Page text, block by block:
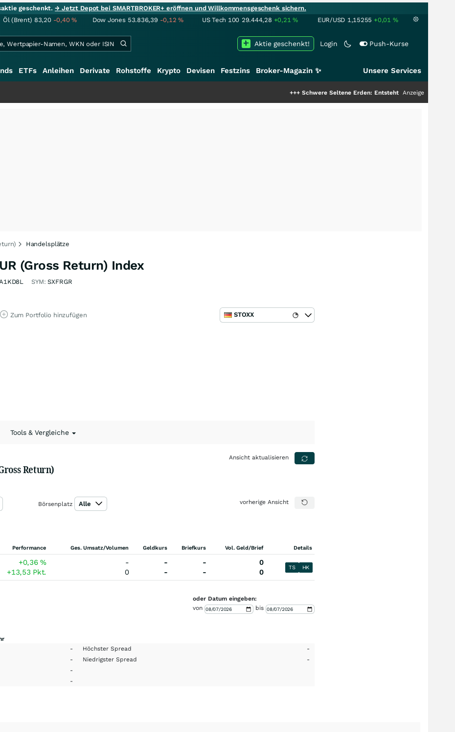
geschenkt.→ Jetzt Depot bei SMARTBROKER+ eröffnen und Willkommensgeschenk sichern.
Öl (Brent) 83,20 -0,40% Dow Jones 53.836,39 -0,12% US Tech 100 29.444,28 +0,21% EUR/USD 1,15255 +0,01 %
Login Push-Kurse
Aktie geschenkt!
ETFs Anleihen Derivate Rohstoffe Krypto Devisen Festzins Broker-Magazin ✨ Unsere Services
Schwere Seltene Erden: Entsteht hier die nächste
Anzeige
Handelsplätze
(Gross Return) Index
SYM:SXFRGR
Zum Portfolio hinzufügen STOXX
Tools & Vergleiche
Return)
Ansicht aktualisieren
Börsenplatz Alle vorherige Ansicht
Performance Ges. Umsatz/Volumen Geldkurs Briefkurs Vol. Geld/Brief Details
+0,36%
+13,53 Pkt.
-
0
-
-
-
-
0
0
TS HK
oder Datum eingeben:
von
bis
- Höchster Spread
-
- Niedrigster Spread
-
-
-